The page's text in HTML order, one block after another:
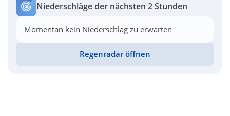
Niederschläge der nächsten 2 Stunden
Momentan kein Niederschlag zu erwarten
Regenradar öffnen